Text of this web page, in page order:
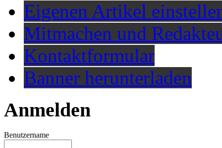
Eigenen Artikel
Mitmachen und
Kontaktformular
Banner herunterladen
Anmelden
Benutzername